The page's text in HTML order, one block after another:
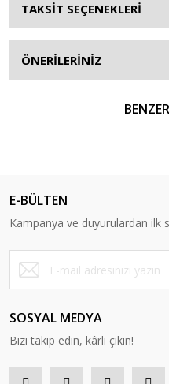
TAKSİT SEÇENEKLERİ
ÖNERİLERİNİZ
E-BÜLTEN
Kampanya ve duyurulardan ilk
SOSYAL MEDYA
Bizi takip edin, kârlı çıkın!